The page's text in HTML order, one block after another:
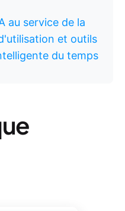
au service de la
et outils
du temps